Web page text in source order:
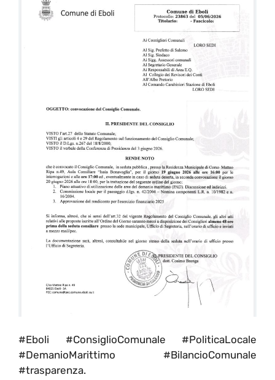
#Eboli #ConsiglioComunale #PoliticaLocale
#DemanioMarittimo #BilancioComunale
#trasparenza.